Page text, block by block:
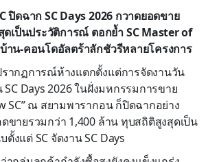
ปิดฉาก SC Days 2026 กวาดยอดขาย
ดเป็นประวัติการณ์ ตอกย้ำ SC Master of
าน-คอนโดอัลตร้าลักชัวรีหลายโครงการ
รากฏการณ์ห้างแตกตั้งแต่การจัดงานวัน
SC Days 2026 ในฝั่งมหกรรมการขาย
SC” ณ สยามพารากอน ก็ปิดฉากอย่าง
ขายรวมกว่า 1,400 ล้าน ทุบสถิติสูงสุดเป็น
งแต่ SC จัดงาน SC Days